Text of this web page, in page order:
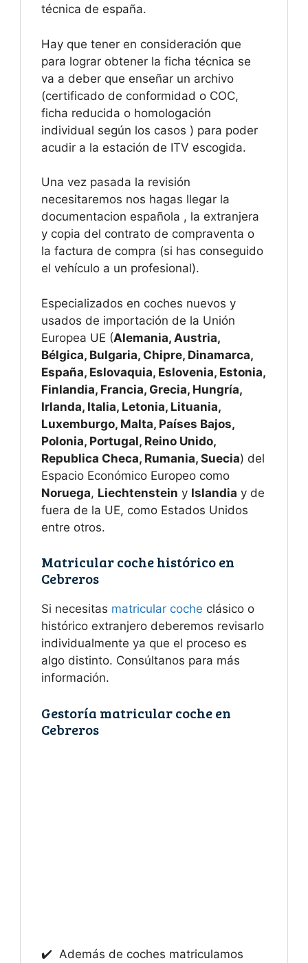
técnica de españa.
Hay que tener en consideración que
para lograr obtener la ficha técnica se
va a deber que enseñar un archivo
(certificado de conformidad o COC,
ficha reducida o homologación
individual según los casos ) para poder
acudir a la estación de ITV escogida.
Una vez pasada la revisión
necesitaremos nos hagas llegar la
documentacion española , la extranjera
y copia del contrato de compraventa o
la factura de compra (si has conseguido
el vehículo a un profesional).
Especializados en coches nuevos y
usados de importación de la Unión
Europea UE (Alemania, Austria,
Bélgica, Bulgaria, Chipre, Dinamarca,
España, Eslovaquia, Eslovenia, Estonia,
Finlandia, Francia, Grecia, Hungría,
Irlanda, Italia, Letonia, Lituania,
Luxemburgo, Malta, Países Bajos,
Polonia, Portugal, Reino Unido,
Republica Checa, Rumania, Suecia) del
Espacio Económico Europeo como
Noruega, Liechtenstein y Islandia y de
fuera de la UE, como Estados Unidos
entre otros.
Matricular coche histórico en
Cebreros
Si necesitas matricular coche clásico o
histórico extranjero deberemos revisarlo
individualmente ya que el proceso es
algo distinto. Consúltanos para más
información.
Gestoría matricular coche en
Cebreros
✔️ Además de coches matriculamos